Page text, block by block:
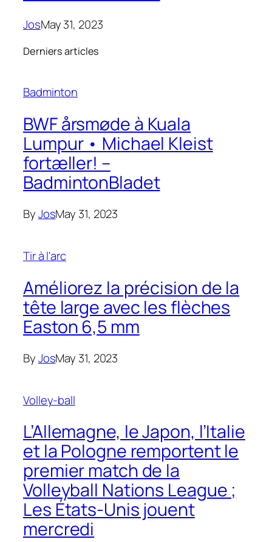
JosMay 31, 2023
Derniers articles
Badminton
BWF årsmøde à Kuala
Lumpur • Michael Kleist
fortæller! –
BadmintonBladet
ByJosMay 31, 2023
Tir à l'arc
Améliorez la précision de la
tête large avec les flèches
Easton 6,5 mm
ByJosMay 31, 2023
Volley-ball
L’Allemagne, le Japon, l’Italie
et la Pologne remportent le
premier match de la
Volleyball Nations League ;
Les États-Unis jouent
mercredi